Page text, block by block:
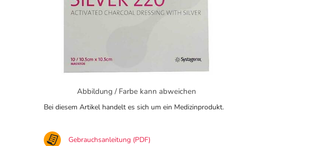
Abbildung / Farbe kann abweichen
Bei diesem Artikel handelt es sich um ein Medizinprodukt.
Gebrauchsanleitung (PDF)